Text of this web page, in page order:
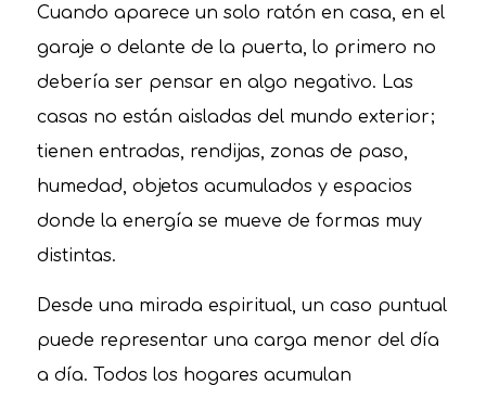
Cuando aparece un solo ratón en casa, en el
garaje o delante de la puerta, lo primero no
debería ser pensar en algo negativo. Las
casas no están aisladas del mundo exterior;
tienen entradas, rendijas, zonas de paso,
humedad, objetos acumulados y espacios
donde la energía se mueve de formas muy
distintas.
Desde una mirada espiritual, un caso puntual
puede representar una carga menor del día
a día. Todos los hogares acumulan